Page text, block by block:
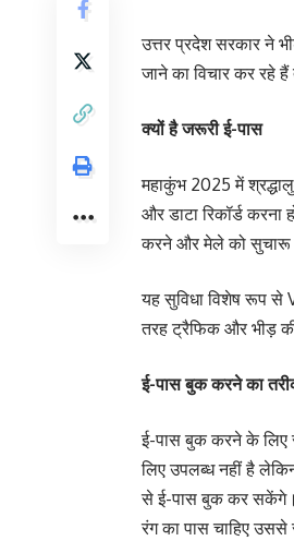
उत्तर प्रदेश सरकार ने
जाने का विचार कर रहे
क्यों है जरूरी ई-पास
महाकुंभ 2025 में
और डाटा रिकॉर्ड करना
करने और मेले को सुचारू
यह सुविधा विशेष रूप से
तरह ट्रैफिक और भीड़
ई-पास बुक करने का
ई-पास बुक करने के लिए
लिए उपलब्ध नहीं है
से ई-पास बुक कर
रंग का पास चाहिए